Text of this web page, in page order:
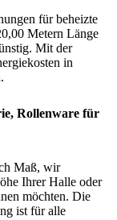
für beheizte
Metern Länge
Mit der
in
Rollenware für
Maß, wir
Ihrer Halle oder
möchten. Die
ist für alle